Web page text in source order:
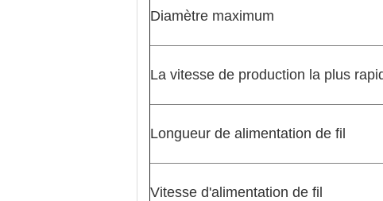
Diamètre maximum
La vitesse de production la plus
Longueur de alimentation de fil
Vitesse d'alimentation de fil